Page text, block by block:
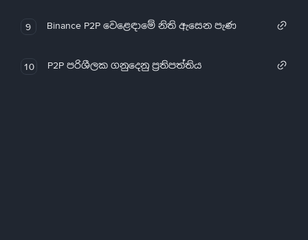
9 Binance P2P වෙළෙඳාමේ නිති ඇසෙන පැණ
10 P2P පරිශීලක ගනුදෙනු ප්‍රතිපත්තිය